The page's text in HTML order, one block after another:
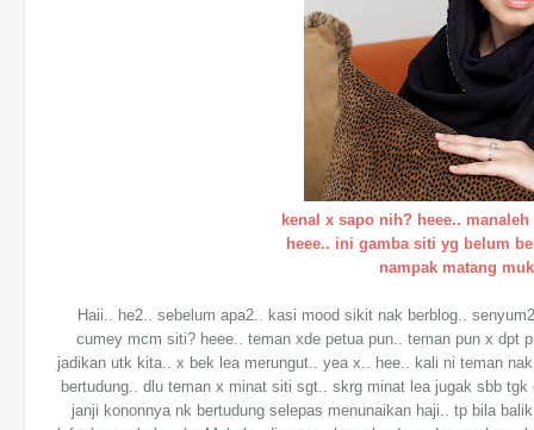
kenal x sapo nih? heee..
heee.. ini gamba siti yg belum
nampak matang
Haii.. he2.. sebelum apa2.. kasi mood sikit nak berblog..
cumey mcm siti? heee.. teman xde petua pun.. teman pun x dpt
jadikan utk kita.. x bek lea merungut.. yea x.. hee.. kali ni teman
bertudung.. dlu teman x minat siti sgt.. skrg minat lea jugak sbb
janji kononnya nk bertudung selepas menunaikan haji.. tp bila